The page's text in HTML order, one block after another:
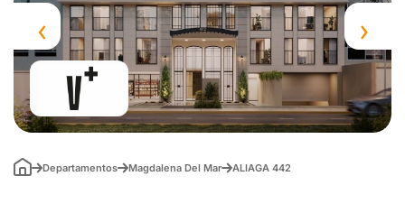
‹ ›
Departamentos Magdalena Del Mar ALIAGA 442